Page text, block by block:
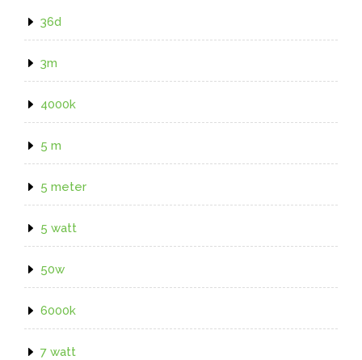
36d
3m
4000k
5 m
5 meter
5 watt
50w
6000k
7 watt